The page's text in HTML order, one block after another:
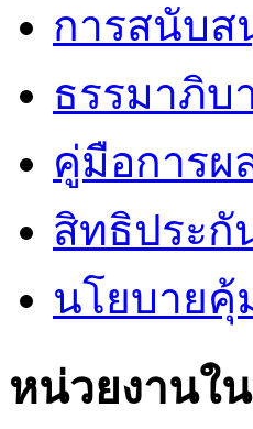
การสนับส
ธรรมาภิบ
คู่มือการผ
สิทธิประกั
นโยบายคุ้
หน่วยงานใ